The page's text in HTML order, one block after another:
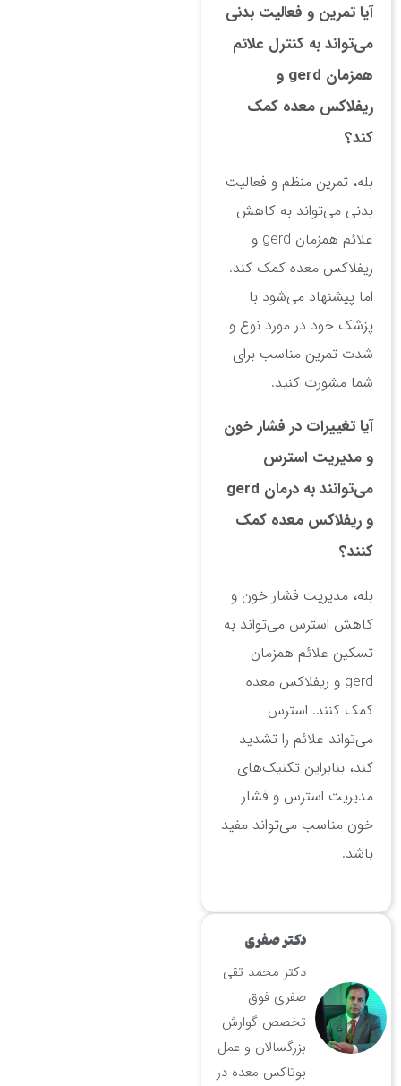
آیا تمرین و فعالیت بدنی
می‌تواند به کنترل علائم
همزمان gerd و
ریفلاکس معده کمک
کند؟
بله، تمرین منظم و فعالیت
بدنی می‌تواند به کاهش
علائم همزمان gerd و
ریفلاکس معده کمک کند.
اما پیشنهاد می‌شود با
پزشک خود در مورد نوع و
شدت تمرین مناسب برای
شما مشورت کنید.
آیا تغییرات در فشار خون
و مدیریت استرس
می‌توانند به درمان gerd
و ریفلاکس معده کمک
کنند؟
بله، مدیریت فشار خون و
کاهش استرس می‌تواند به
تسکین علائم همزمان
gerd و ریفلاکس معده
کمک کنند. استرس
می‌تواند علائم را تشدید
کند، بنابراین تکنیک‌های
مدیریت استرس و فشار
خون مناسب می‌تواند مفید
باشد.
دکتر صفری
دکتر محمد تقی
صفری فوق
تخصص گوارش
بزرگسالان و عمل
بوتاکس معده در